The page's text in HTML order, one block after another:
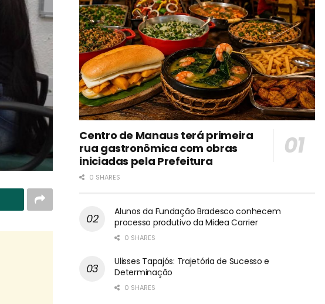
Centro de Manaus terá primeira
rua gastronômica com obras
iniciadas pela Prefeitura
0 SHARES
Alunos da Fundação Bradesco conhecem
processo produtivo da Midea Carrier
0 SHARES
Ulisses Tapajós: Trajetória de Sucesso e
Determinação
0 SHARES